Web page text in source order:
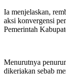
Ia menjelaskan,
aksi konvergensi
Pemerintah
Menurutnya
dikerjakan sebab